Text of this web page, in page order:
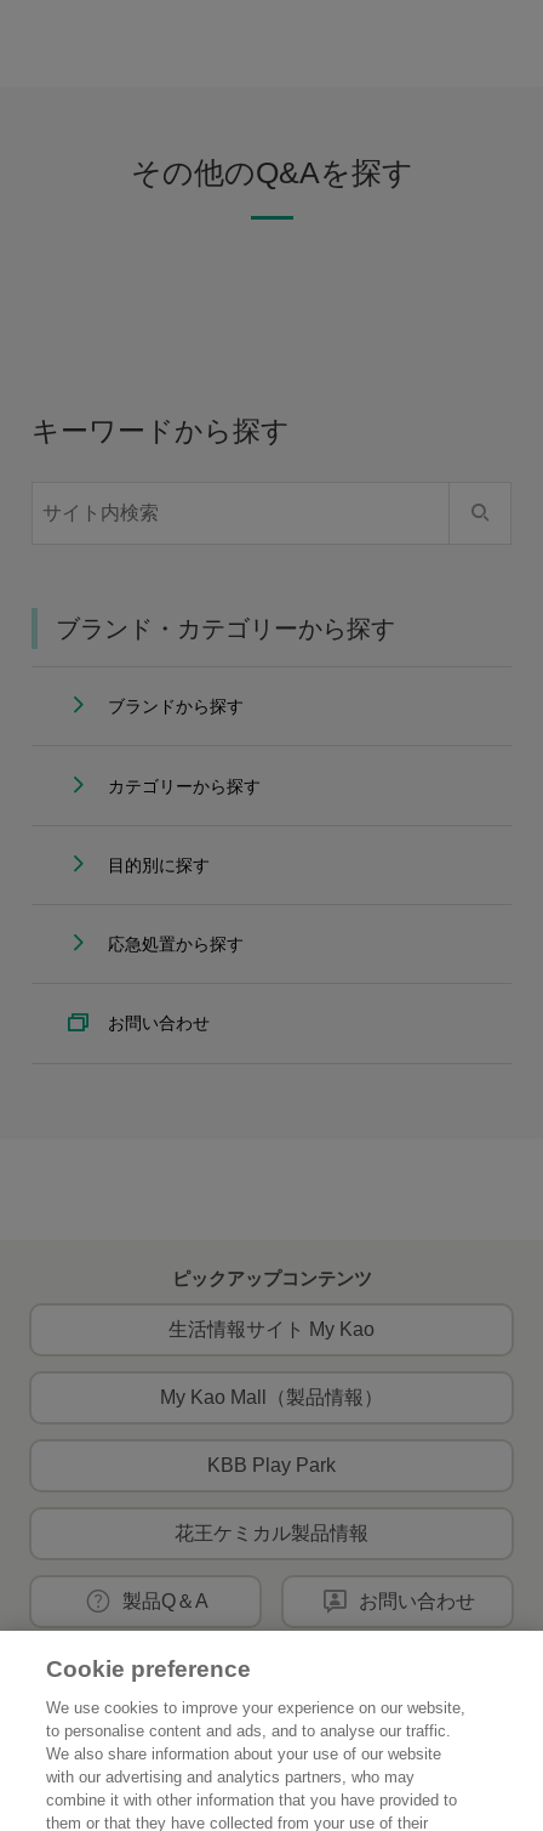
その他のQ&Aを探す
キーワードから探す
ブランド・カテゴリーから探す
ブランドから探す
カテゴリーから探す
目的別に探す
応急処置から探す
お問い合わせ
ピックアップコンテンツ
生活情報サイト My Kao
My Kao Mall（製品情報）
KBB Play Park
花王ケミカル製品情報
製品Q＆A お問い合わせ
花王公式SNSアカウント
Cookie preference
We use cookies to improve your experience on our website,
to personalise content and ads, and to analyse our traffic.
We also share information about your use of our website
with our advertising and analytics partners, who may
combine it with other information that you have provided to
them or that they have collected from your use of their